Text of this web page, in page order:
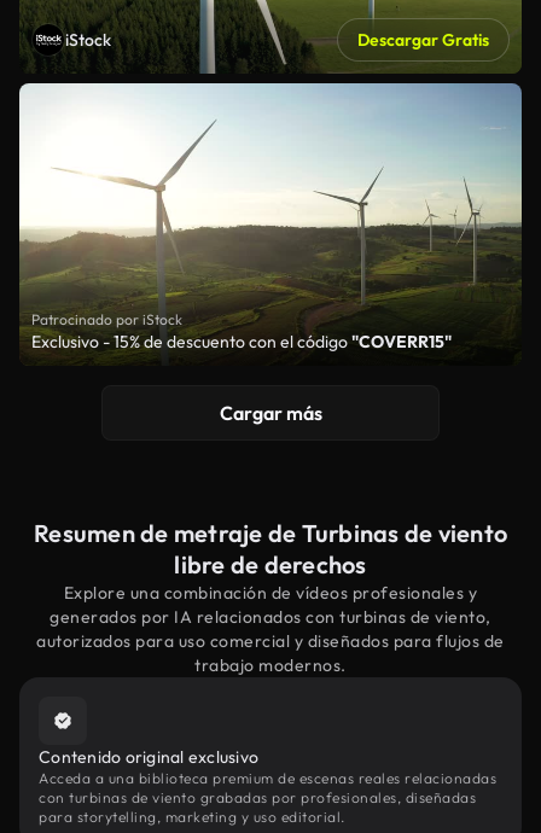
iStock Descargar Gratis
Patrocinado por iStock
Exclusivo - 15% de descuento con el código"COVERR15"
Cargar más
Resumen de metraje de Turbinas de viento
libre de derechos
Explore una combinación de vídeos profesionales y
generados por IA relacionados con turbinas de viento,
autorizados para uso comercial y diseñados para flujos de
trabajo modernos.
Contenido original exclusivo
Acceda a una biblioteca premium de escenas reales relacionadas
con turbinas de viento grabadas por profesionales, diseñadas
para storytelling, marketing y uso editorial.